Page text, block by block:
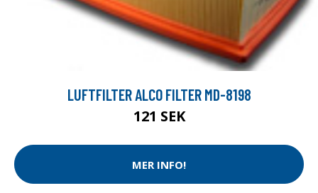
LUFTFILTER ALCO FILTER MD-8198
121 SEK
MER INFO!